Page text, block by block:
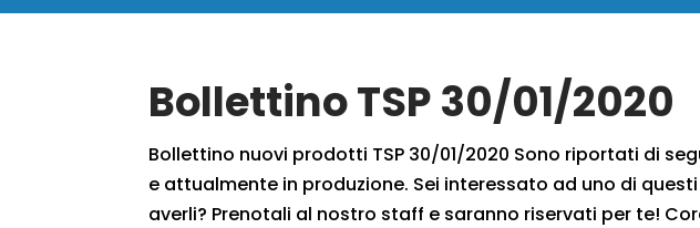
Bollettino TSP 30/01/2020
Bollettino nuovi prodotti TSP 30/01/2020 Sono riportati di
e attualmente in produzione. Sei interessato ad uno di
averli? Prenotali al nostro staff e saranno riservati per te!